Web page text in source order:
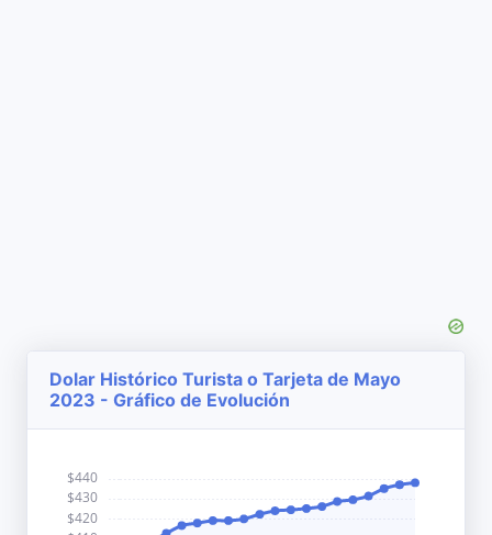
Dolar Histórico Turista o Tarjeta de Mayo
2023 - Gráfico de Evolución